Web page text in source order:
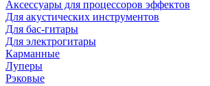
Аксессуары для процессоров эффектов
Для акустических инструментов
Для бас-гитары
Для электрогитары
Карманные
Луперы
Рэковые